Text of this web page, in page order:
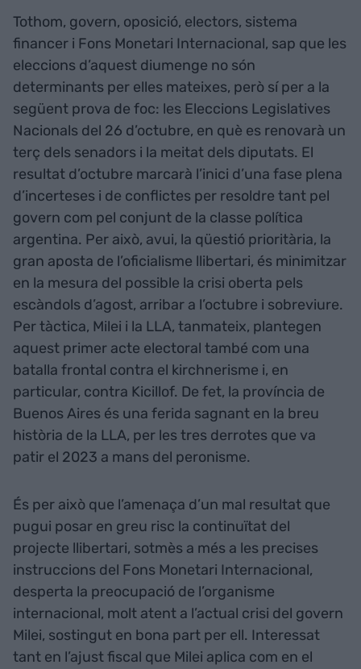
Tothom, govern, oposició, electors, sistema
financer i Fons Monetari Internacional, sap que les
eleccions d’aquest diumenge no són
determinants per elles mateixes, però sí per a la
següent prova de foc: les Eleccions Legislatives
Nacionals del 26 d’octubre, en què es renovarà un
terç dels senadors i la meitat dels diputats. El
resultat d’octubre marcarà l’inici d’una fase plena
d’incerteses i de conflictes per resoldre tant pel
govern com pel conjunt de la classe política
argentina. Per això, avui, la qüestió prioritària, la
gran aposta de l’oficialisme llibertari, és minimitzar
en la mesura del possible la crisi oberta pels
escàndols d’agost, arribar a l’octubre i sobreviure.
Per tàctica, Milei i la LLA, tanmateix, plantegen
aquest primer acte electoral també com una
batalla frontal contra el kirchnerisme i, en
particular, contra Kicillof. De fet, la província de
Buenos Aires és una ferida sagnant en la breu
història de la LLA, per les tres derrotes que va
patir el 2023 a mans del peronisme.
És per això que l’amenaça d’un mal resultat que
pugui posar en greu risc la continuïtat del
projecte llibertari, sotmès a més a les precises
instruccions del Fons Monetari Internacional,
desperta la preocupació de l’organisme
internacional, molt atent a l’actual crisi del govern
Milei, sostingut en bona part per ell. Interessat
tant en l’ajust fiscal que Milei aplica com en el